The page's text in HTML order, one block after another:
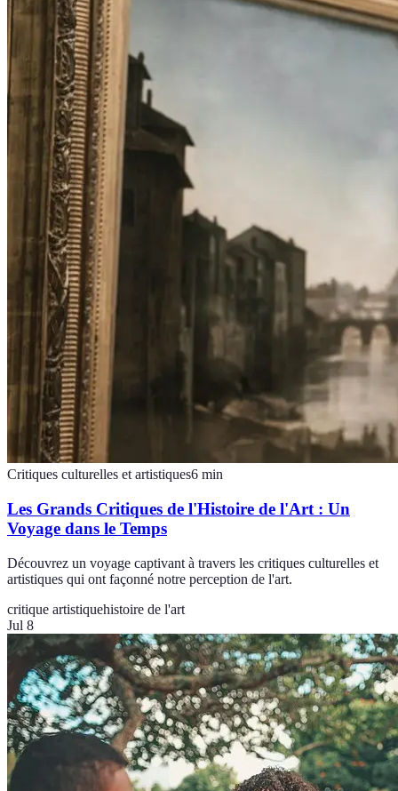
Critiques culturelles et artistiques6 min
Les Grands Critiques de l'Histoire de l'Art : Un
Voyage dans le Temps
Découvrez un voyage captivant à travers les critiques culturelles et
artistiques qui ont façonné notre perception de l'art.
critique artistiquehistoire de l'art
Jul 8